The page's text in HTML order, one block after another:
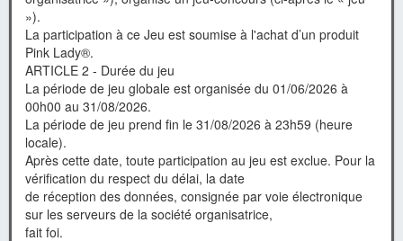
»).
La participation à ce Jeu est soumise à l'achat d’un produit
Pink Lady®.
ARTICLE 2 - Durée du jeu
La période de jeu globale est organisée du 01/06/2026 à
00h00 au 31/08/2026.
La période de jeu prend fin le 31/08/2026 à 23h59 (heure
locale).
Après cette date, toute participation au jeu est exclue. Pour la
vérification du respect du délai, la date
de réception des données, consignée par voie électronique
sur les serveurs de la société́ organisatrice,
fait foi.